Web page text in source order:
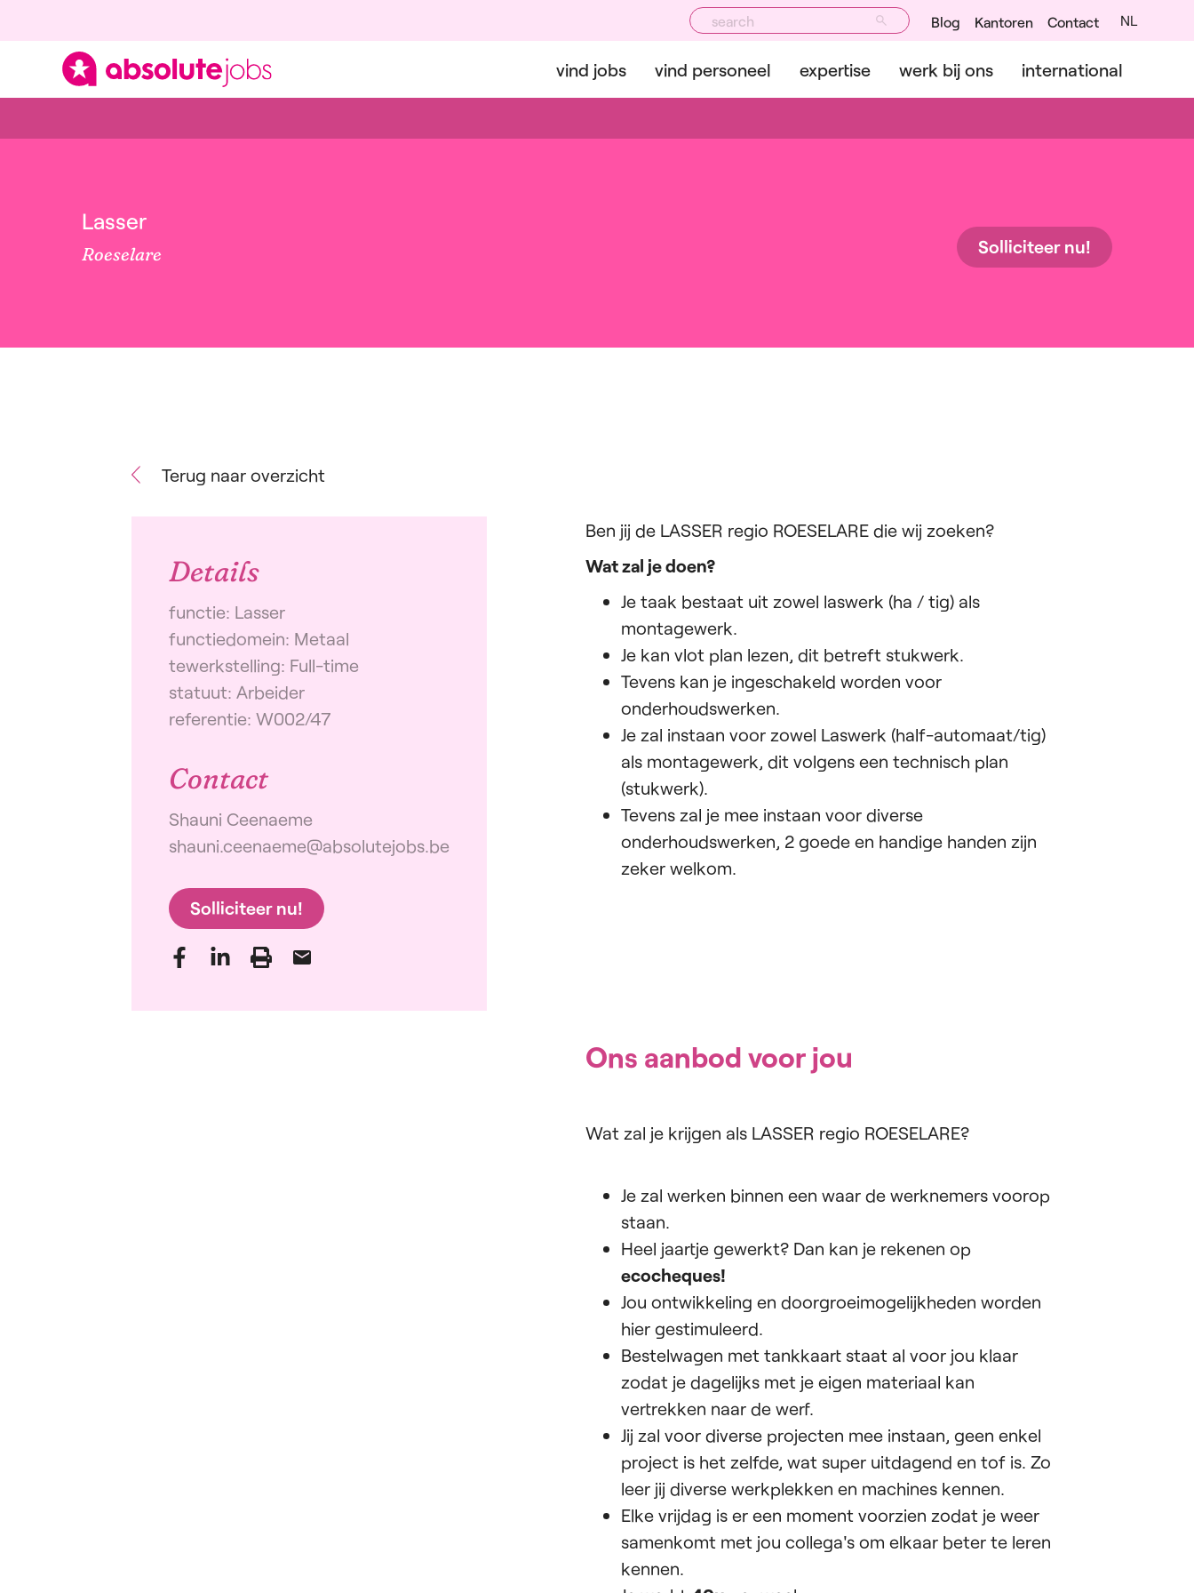
Blog Kantoren Contact NL
vind jobs vind personeel expertise werk bij ons international
Lasser
Roeselare Solliciteer nu!
Terug naar overzicht
Details
functie: Lasser
functiedomein: Metaal
tewerkstelling: Full-time
statuut: Arbeider
referentie: W002/47
Contact
Shauni Ceenaeme
shauni.ceenaeme@absolutejobs.be
Solliciteer nu!
Ben jij de LASSER regio ROESELARE die wij zoeken?
Wat zal je doen?
Je taak bestaat uit zowel laswerk (ha / tig) als
montagewerk.
Je kan vlot plan lezen, dit betreft stukwerk.
Tevens kan je ingeschakeld worden voor
onderhoudswerken.
Je zal instaan voor zowel Laswerk (half-automaat/tig)
als montagewerk, dit volgens een technisch plan
(stukwerk).
Tevens zal je mee instaan voor diverse
onderhoudswerken, 2 goede en handige handen zijn
zeker welkom.
Ons aanbod voor jou
Wat zal je krijgen als LASSER regio ROESELARE?
Je zal werken binnen een waar de werknemers voorop
staan.
Heel jaartje gewerkt? Dan kan je rekenen op
ecocheques!
Jou ontwikkeling en doorgroeimogelijkheden worden
hier gestimuleerd.
Bestelwagen met tankkaart staat al voor jou klaar
zodat je dagelijks met je eigen materiaal kan
vertrekken naar de werf.
Jij zal voor diverse projecten mee instaan, geen enkel
project is het zelfde, wat super uitdagend en tof is. Zo
leer jij diverse werkplekken en machines kennen.
Elke vrijdag is er een moment voorzien zodat je weer
samenkomt met jou collega's om elkaar beter te leren
kennen.